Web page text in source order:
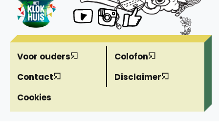
Voor ouders
Colofon
Contact
Disclaimer
Cookies